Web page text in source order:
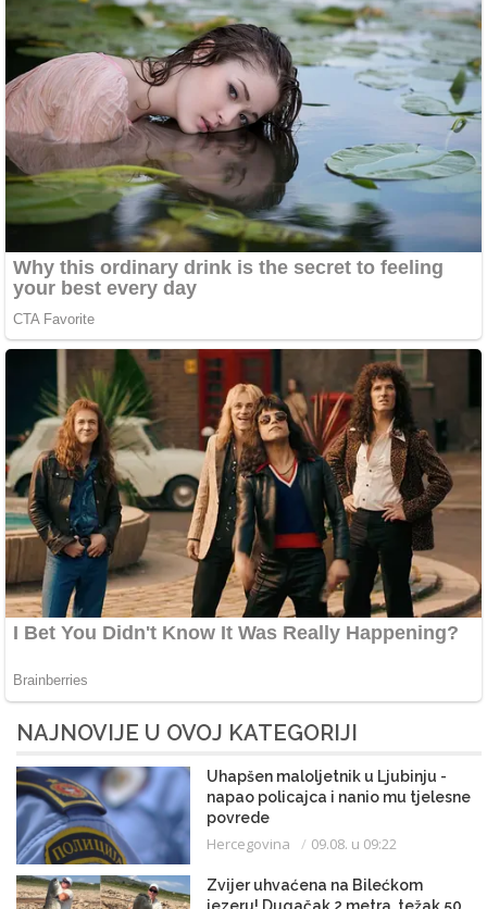
NAJNOVIJE U OVOJ KATEGORIJI
Uhapšen maloljetnik u Ljubinju -
napao policajca i nanio mu tjelesne
povrede
Hercegovina 09.08. u 09:22
Zvijer uhvaćena na Bilećkom